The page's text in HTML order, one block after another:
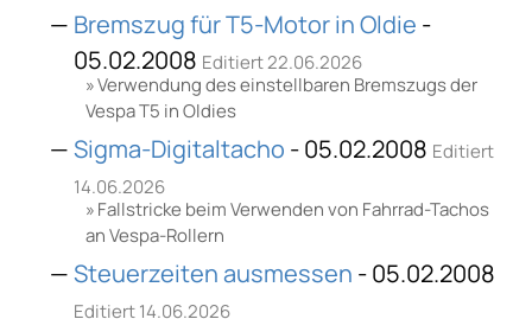
Bremszug für T5-Motor in Oldie -
05.02.2008 Editiert 22.06.2026
Verwendung des einstellbaren Bremszugs der
Vespa T5 in Oldies
Sigma-Digitaltacho - 05.02.2008 Editiert
14.06.2026
Fallstricke beim Verwenden von Fahrrad-Tachos
an Vespa-Rollern
Steuerzeiten ausmessen - 05.02.2008
Editiert 14.06.2026